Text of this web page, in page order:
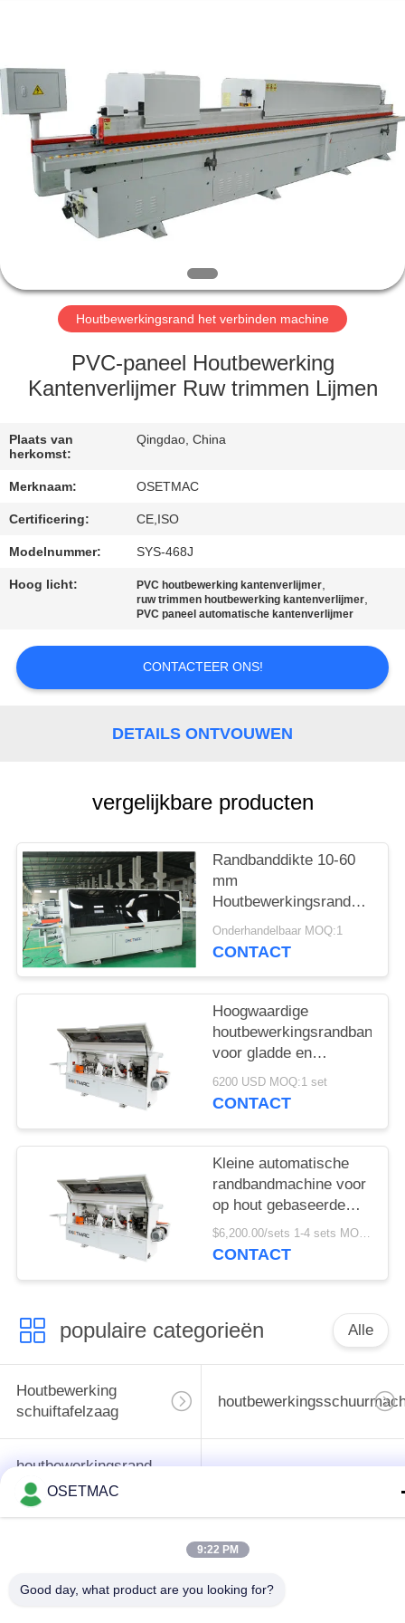
HUIS
PRODUCTEN
ONGEVEER
FABRIEKSREIS
KWALITEITSCONTROLE
CONTACTEER
ONS
VERZOEK
CITAAT
SITEMAP
Rights
Reserved.
Houtbewerkingsrand het verbinden machine
PVC-paneel Houtbewerking
Kantenverlijmer Ruw trimmen Lijmen
Plaats van
herkomst:
Qingdao, China
Merknaam: OSETMAC
Certificering: CE,ISO
Modelnummer: SYS-468J
Hoog licht: PVC houtbewerking kantenverlijmer,
ruw trimmen houtbewerking kantenverlijmer,
PVC paneel automatische kantenverlijmer
CONTACTEER ONS!
DETAILS ONTVOUWEN
vergelijkbare producten
Randbanddikte 10-60
mm
voor continue werking
Onderhandelbaar MOQ:1
CONTACT
Hoogwaardige
voor gladde en
nauwkeurige
randbanden
6200 USD MOQ:1 set
CONTACT
Kleine automatische
randbandmachine voor
op hout gebaseerde
panelen in
bouwmaterialenwinkels
$6,200.00/sets 1-4 sets MOQ:1 set
CONTACT
populaire categorieën Alle
Houtbewerking
schuiftafelzaag
houtbewerkingsrand
het verbinden
machine
Sander
OSETMAC
9:22 PM
Good day, what product are you looking for?